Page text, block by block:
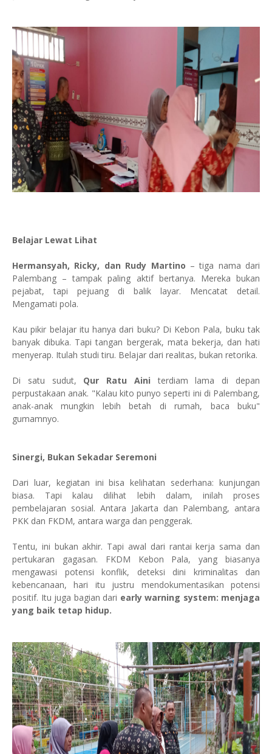
Belajar Lewat Lihat
Hermansyah, Ricky, dan Rudy Martino – tiga nama dari
Palembang – tampak paling aktif bertanya. Mereka bukan
pejabat, tapi pejuang di balik layar. Mencatat detail.
Mengamati pola.
Kau pikir belajar itu hanya dari buku? Di Kebon Pala, buku tak
banyak dibuka. Tapi tangan bergerak, mata bekerja, dan hati
menyerap. Itulah studi tiru. Belajar dari realitas, bukan retorika.
Di satu sudut, Qur Ratu Aini terdiam lama di depan
perpustakaan anak. "Kalau kito punyo seperti ini di Palembang,
anak-anak mungkin lebih betah di rumah, baca buku"
gumamnyo.
Sinergi, Bukan Sekadar Seremoni
Dari luar, kegiatan ini bisa kelihatan sederhana: kunjungan
biasa. Tapi kalau dilihat lebih dalam, inilah proses
pembelajaran sosial. Antara Jakarta dan Palembang, antara
PKK dan FKDM, antara warga dan penggerak.
Tentu, ini bukan akhir. Tapi awal dari rantai kerja sama dan
pertukaran gagasan. FKDM Kebon Pala, yang biasanya
mengawasi potensi konflik, deteksi dini kriminalitas dan
kebencanaan, hari itu justru mendokumentasikan potensi
positif. Itu juga bagian dari early warning system: menjaga
yang baik tetap hidup.